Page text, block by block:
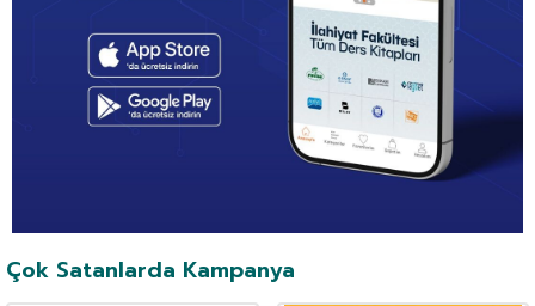
Çok Satanlarda Kampanya